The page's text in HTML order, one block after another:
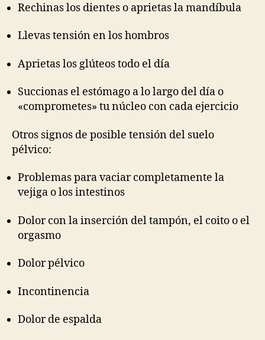
Rechinas los dientes o aprietas la mandíbula
Llevas tensión en los hombros
Aprietas los glúteos todo el día
Succionas el estómago a lo largo del día o
«comprometes» tu núcleo con cada ejercicio
Otros signos de posible tensión del suelo
pélvico:
Problemas para vaciar completamente la
vejiga o los intestinos
Dolor con la inserción del tampón, el coito o el
orgasmo
Dolor pélvico
Incontinencia
Dolor de espalda